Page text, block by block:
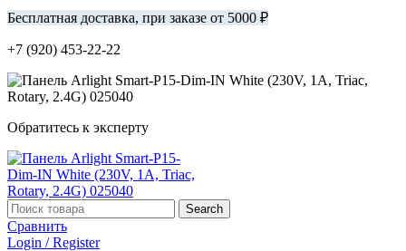
Бесплатная доставка, при заказе от 5000 ₽
+7 (920) 453-22-22
Обратитесь к эксперту
Search
Сравнить
Login / Register